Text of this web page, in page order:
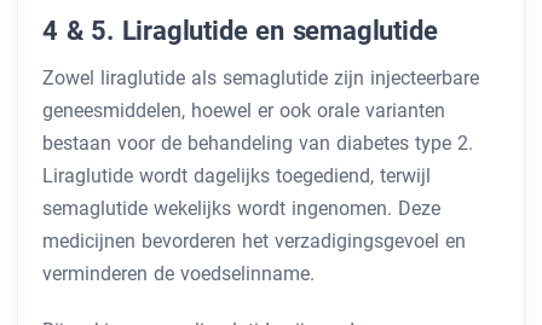
4 & 5. Liraglutide en semaglutide
Zowel liraglutide als semaglutide zijn injecteerbare
geneesmiddelen, hoewel er ook orale varianten
bestaan ​​voor de behandeling van diabetes type 2.
Liraglutide wordt dagelijks toegediend, terwijl
semaglutide wekelijks wordt ingenomen. Deze
medicijnen bevorderen het verzadigingsgevoel en
verminderen de voedselinname.